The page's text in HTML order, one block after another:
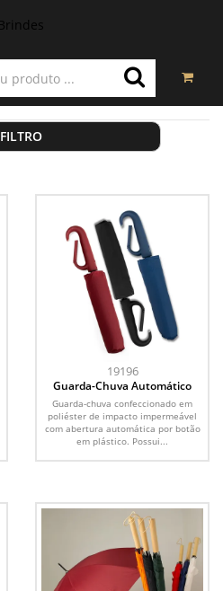
FILTRO
19196
Guarda-Chuva Automático
Guarda-chuva confeccionado em
poliéster de impacto impermeável
com abertura automática por botão
em plástico. Possui...